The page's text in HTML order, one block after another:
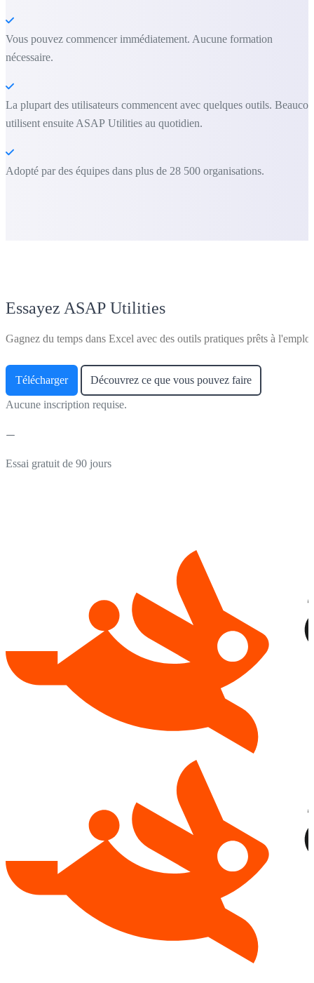
Vous pouvez commencer immédiatement. Aucune formation
nécessaire.
La plupart des utilisateurs commencent avec quelques outils.
utilisent ensuite ASAP Utilities au quotidien.
Adopté par des équipes dans plus de 28 500 organisations.
Essayez ASAP Utilities
Gagnez du temps dans Excel avec des outils pratiques prêts à
Télécharger Découvrez ce que vous pouvez faire
Aucune inscription requise.
Essai gratuit de 90 jours